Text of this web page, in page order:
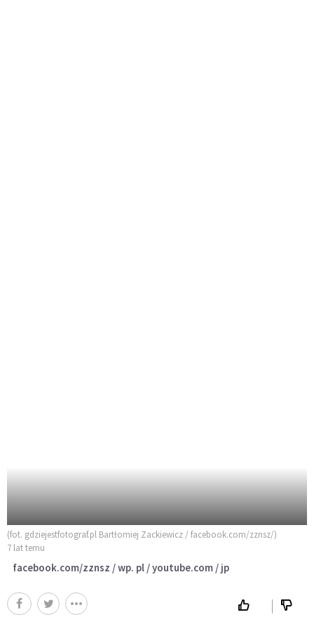
(fot. gdziejestfotograf.pl Bartłomiej Zackiewicz / facebook.com/zznsz/)
7 lat temu
facebook.com/zznsz / wp. pl / youtube.com / jp